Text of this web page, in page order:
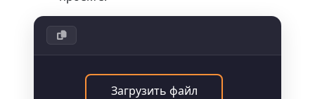
Загрузить файл